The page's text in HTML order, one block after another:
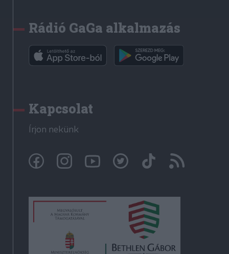
Rádió GaGa alkalmazás
Kapcsolat
Írjon nekünk